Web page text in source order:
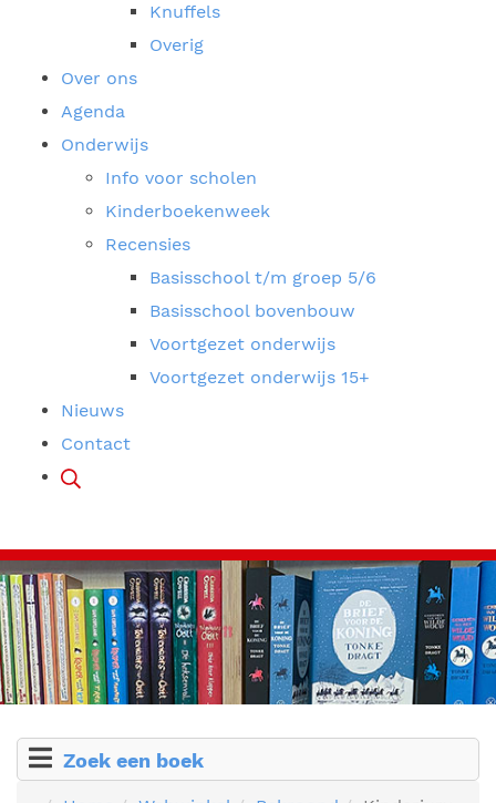
Knuffels
Overig
Over ons
Agenda
Onderwijs
Info voor scholen
Kinderboekenweek
Recensies
Basisschool t/m groep 5/6
Basisschool bovenbouw
Voortgezet onderwijs
Voortgezet onderwijs 15+
Nieuws
Contact
Zoek een boek